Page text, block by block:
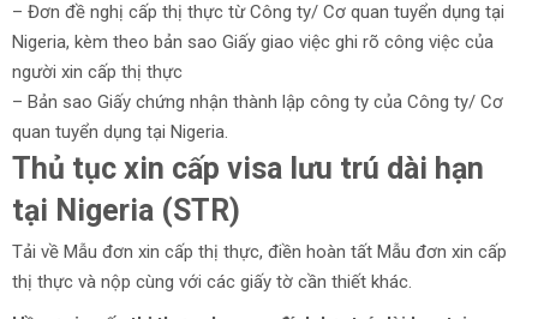
– Đơn đề nghị cấp thị thực từ Công ty/ Cơ quan tuyển dụng tại
Nigeria, kèm theo bản sao Giấy giao việc ghi rõ công việc của
người xin cấp thị thực
– Bản sao Giấy chứng nhận thành lập công ty của Công ty/ Cơ
quan tuyển dụng tại Nigeria.
Thủ tục xin cấp visa lưu trú dài hạn
tại Nigeria (STR)
Tải về Mẫu đơn xin cấp thị thực, điền hoàn tất Mẫu đơn xin cấp
thị thực và nộp cùng với các giấy tờ cần thiết khác.